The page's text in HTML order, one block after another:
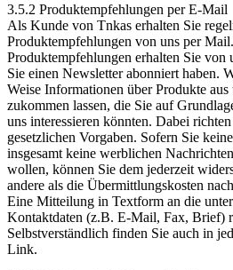
3.5.2 Produktempfehlungen per E-Mail
Als Kunde von Tnkas erhalten Sie
Produktempfehlungen von uns per
Produktempfehlungen erhalten Sie von
Sie einen Newsletter abonniert haben.
Weise Informationen über Produkte aus
zukommen lassen, die Sie auf
uns interessieren könnten. Dabei
gesetzlichen Vorgaben. Sofern Sie
insgesamt keine werblichen
wollen, können Sie dem jederzeit
andere als die Übermittlungskosten
Eine Mitteilung in Textform an die
Kontaktdaten (z.B. E-Mail, Fax, Brief)
Selbstverständlich finden Sie auch in
Link.